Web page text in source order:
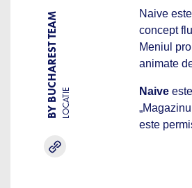
BY BUCHAREST TEAM LOCATIE
Naive
concept
Meniul
animate
Naive
este